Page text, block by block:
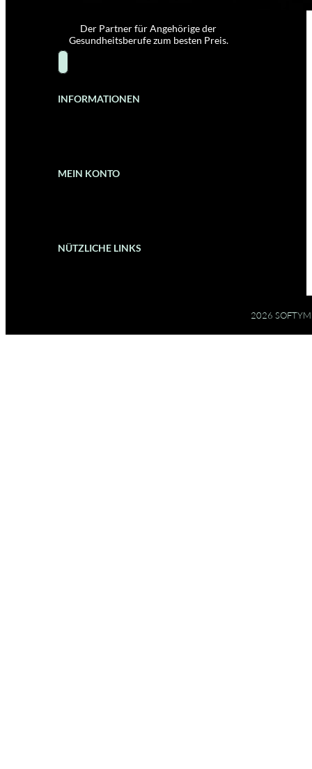
Der Partner für Angehörige der
Gesundheitsberufe zum besten Preis.
INFORMATIONEN
MEIN KONTO
NÜTZLICHE LINKS
2026